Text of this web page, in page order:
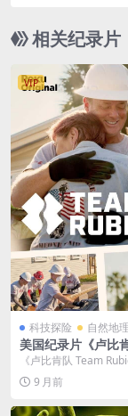
英语中英双字
G相关纪录片
VIP
科技探险 自然地理
美国纪录片《卢比
Rubicon 2023》
集 英语中英双字 官
080P/MKV/11.5G
《卢比肯队 Team
第一季：灾难中的逆行
望...9 月前